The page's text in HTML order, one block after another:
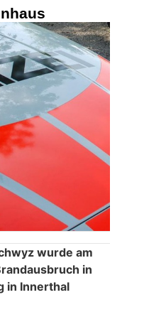
wurde am
in
in Innerthal